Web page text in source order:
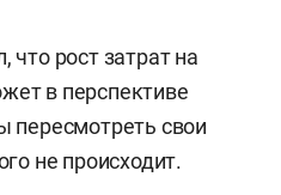
что рост затрат на
в перспективе
пересмотреть свои
не происходит.